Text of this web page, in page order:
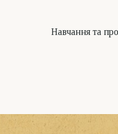
Навчання та